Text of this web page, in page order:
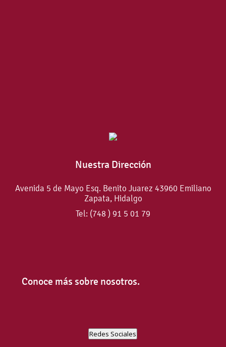
Nuestra Dirección
Avenida 5 de Mayo Esq. Benito Juarez 43960 Emiliano
Zapata, Hidalgo
Tel: (748 ) 91 5 01 79
Conoce más sobre nosotros.
Redes Sociales